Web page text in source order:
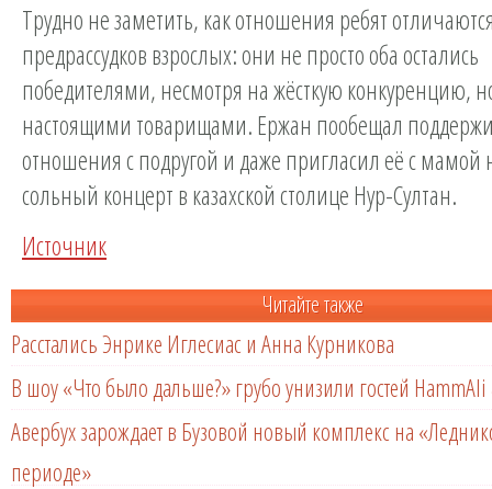
Трудно не заметить, как отношения ребят
предрассудков взрослых: они не просто оба остались
победителями, несмотря на жёсткую конкуренцию,
настоящими товарищами. Ержан пообещал
отношения с подругой и даже пригласил её с
сольный концерт в казахской столице Нур-Султан.
Источник
Читайте также
Расстались Энрике Иглесиас и Анна Курникова
В шоу «Что было дальше?» грубо унизили гостей HammAli
Авербух зарождает в Бузовой новый комплекс на
периоде»